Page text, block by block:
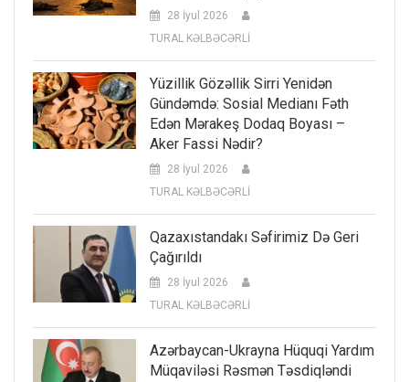
28 İyul 2026
TURAL KƏLBƏCƏRLİ
Yüzillik Gözəllik Sirri Yenidən
Gündəmdə: Sosial Medianı Fəth
Edən Mərakeş Dodaq Boyası –
Aker Fassi Nədir?
28 İyul 2026
TURAL KƏLBƏCƏRLİ
Qazaxıstandakı Səfirimiz Də Geri
Çağırıldı
28 İyul 2026
TURAL KƏLBƏCƏRLİ
Azərbaycan-Ukrayna Hüquqi Yardım
Müqaviləsi Rəsmən Təsdiqləndi